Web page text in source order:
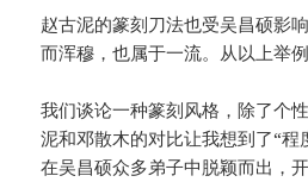
赵古泥的篆刻刀法也受吴昌硕影
而浑穆，也属于一流。从以上举例
我们谈论一种篆刻风格，除了个
泥和邓散木的对比让我想到了“程
在吴昌硕众多弟子中脱颖而出，